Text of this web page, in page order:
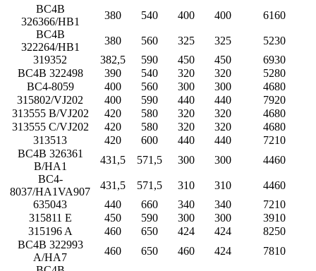
BC4B
326366/HB1
380 540 400 400
6160
BC4B
322264/HB1
380 560 325 325
5230
319352
382,5 590 450 450
6930
BC4B 322498
390 540 320 320
5280
BC4-8059
400 560 300 300
4680
315802/VJ202
400 590 440 440
7920
313555 B/VJ202
420 580 320 320
4680
313555 C/VJ202
420 580 320 320
4680
313513
420 600 440 440
7210
BC4B 326361
B/HA1
431,5 571,5 300 300
4460
BC4-
8037/HA1VA907
431,5 571,5 310 310
4460
635043
440 660 340 340
7210
315811 E
450 590 300 300
3910
315196 A
460 650 424 424
8250
BC4B 322993
A/HA7
460 650 460 424
7810